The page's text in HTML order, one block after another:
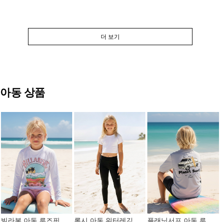
더 보기
아동 상품